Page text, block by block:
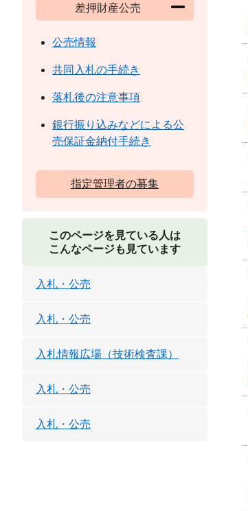
差押財産公売
公売情報
共同入札の手続き
落札後の注意事項
銀行振り込みなどによる公
売保証金納付手続き
指定管理者の募集
このページを見ている人は
こんなページも見ています
入札・公売
入札・公売
入札情報広場（技術検査課）
入札・公売
入札・公売